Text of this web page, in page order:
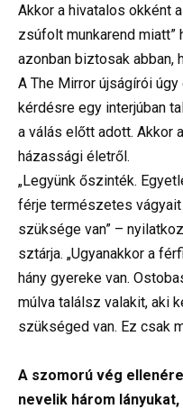
Akkor a hivatalos okként
zsúfolt munkarend miatt”
azonban biztosak abban,
A The Mirror újságírói
kérdésre egy interjúban
a válás előtt adott. Akkor
házassági életről.
„Legyünk őszinték.
férje természetes vágyait
szüksége van” –
sztárja. „Ugyanakkor a
hány gyereke van.
múlva találsz valakit, aki
szükséged van. Ez csak
A szomorú vég
nevelik három